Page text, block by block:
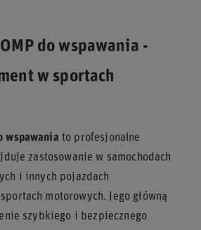
do wspawania -
w sportach
wspawania to profesjonalne
zastosowanie w samochodach
i innych pojazdach
motorowych. Jego główną
szybkiego i bezpiecznego